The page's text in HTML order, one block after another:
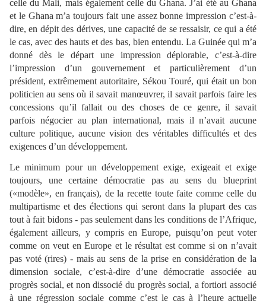
celle du Mali, mais également celle du Ghana. J’ai été au Ghana
et le Ghana m’a toujours fait une assez bonne impression c’est-à-
dire, en dépit des dérives, une capacité de se ressaisir, ce qui a été
le cas, avec des hauts et des bas, bien entendu. La Guinée qui m’a
donné dès le départ une impression déplorable, c’est-à-dire
l’impression d’un gouvernement et particulièrement d’un
président, extrêmement autoritaire, Sékou Touré, qui était un bon
politicien au sens où il savait manœuvrer, il savait parfois faire les
concessions qu’il fallait ou des choses de ce genre, il savait
parfois négocier au plan international, mais il n’avait aucune
culture politique, aucune vision des véritables difficultés et des
exigences d’un développement.
Le minimum pour un développement exige, exigeait et exige
toujours, une certaine démocratie pas au sens du blueprint
(«modèle», en français), de la recette toute faite comme celle du
multipartisme et des élections qui seront dans la plupart des cas
tout à fait bidons - pas seulement dans les conditions de l’Afrique,
également ailleurs, y compris en Europe, puisqu’on peut voter
comme on veut en Europe et le résultat est comme si on n’avait
pas voté (rires) - mais au sens de la prise en considération de la
dimension sociale, c’est-à-dire d’une démocratie associée au
progrès social, et non dissocié du progrès social, a fortiori associé
à une régression sociale comme c’est le cas à l’heure actuelle